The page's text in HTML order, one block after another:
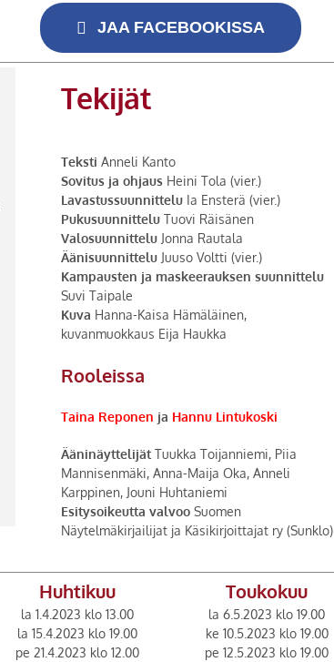
JAA FACEBOOKISSA
Tekijät
Teksti Anneli Kanto
Sovitus ja ohjaus Heini Tola (vier.)
Lavastussuunnittelu Ia Ensterä (vier.)
Pukusuunnittelu Tuovi Räisänen
Valosuunnittelu Jonna Rautala
Äänisuunnittelu Juuso Voltti (vier.)
Kampausten ja maskeerauksen suunnittelu
Suvi Taipale
Kuva Hanna-Kaisa Hämäläinen,
kuvanmuokkaus Eija Haukka
Rooleissa
Taina Reponen ja Hannu Lintukoski
Ääninäyttelijät Tuukka Toijanniemi, Piia
Mannisenmäki, Anna-Maija Oka, Anneli
Karppinen, Jouni Huhtaniemi
Esitysoikeutta valvoo Suomen
Näytelmäkirjailijat ja Käsikirjoittajat ry (Sunklo)
Huhtikuu
la 1.4.2023 klo 13.00
la 15.4.2023 klo 19.00
pe 21.4.2023 klo 12.00
Toukokuu
la 6.5.2023 klo 19.00
ke 10.5.2023 klo 19.00
pe 12.5.2023 klo 19.00